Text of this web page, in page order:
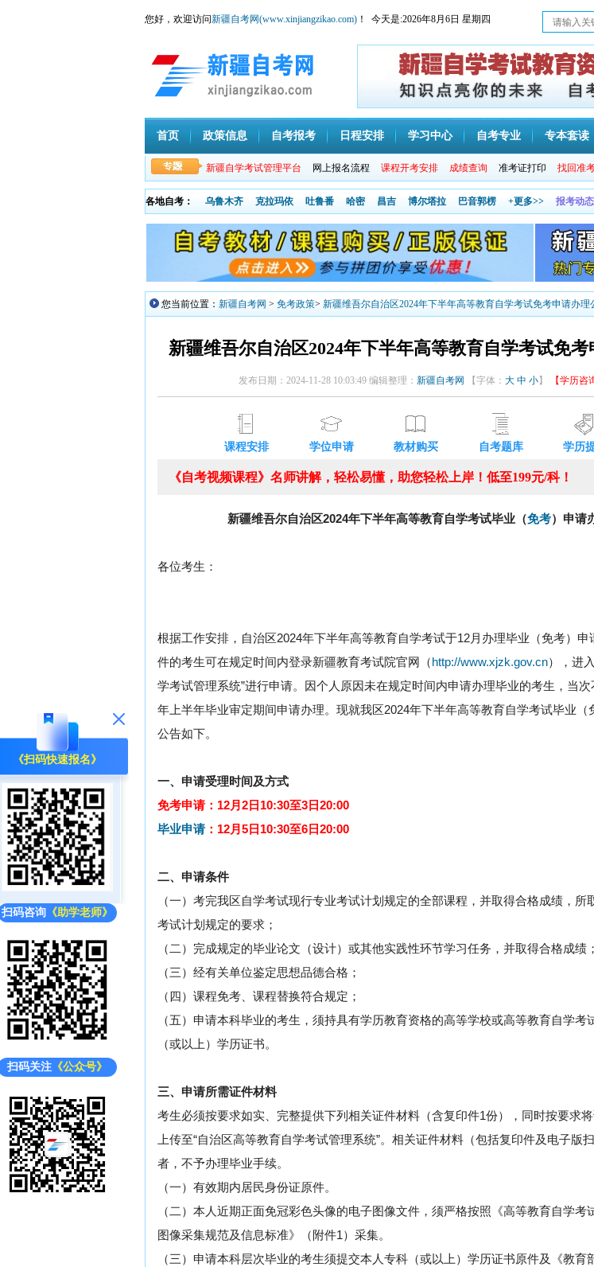
《扫码快速报名》
扫码咨询 《助学老师》
扫码关注 《公众号》
您好，欢迎访问新疆自考网(www.xinjiangzikao.com) ！ 今天是:2026年8月6日 星期四
首页 政策信息 自考报考 日程安排 学习中心 自考专业 专本套读
新疆自学考试管理平台 网上报名流程 课程开考安排 成绩查询 准考证打印 找回准
各地自考： 乌鲁木齐 克拉玛依 吐鲁番 哈密 昌吉 博尔塔拉 巴音郭楞 +更多>> 报考动态
您当前位置： 新疆自考网 > 免考政策> 新疆维吾尔自治区2024年下半年高等教育自学考试免考申请办理
新疆维吾尔自治区2024年下半年高等教育自学考试免
发布日期：2024-11-28 10:03:49 编辑整理： 新疆自考网 【字体： 大 中 小】 【学历咨
课程安排 学位申请 教材购买 自考题库 学历
《自考视频课程》名师讲解，轻松易懂，助您轻松上岸！低至199元/科！
新疆维吾尔自治区2024年下半年高等教育自学考试毕业（免考）申请
各位考生：
根据工作安排，自治区2024年下半年高等教育自学考试于12月办理毕业（免考）申
件的考生可在规定时间内登录新疆教育考试院官网（ http://www.xjzk.gov.cn），进
学考试管理系统”进行申请。因个人原因未在规定时间内申请办理毕业的考生，当
年上半年毕业审定期间申请办理。现就我区2024年下半年高等教育自学考试毕业（
公告如下。
一、申请受理时间及方式
免考申请：12月2日10:30至3日20:00
毕业申请 ：12月5日10:30至6日20:00
二、申请条件
（一）考完我区自学考试现行专业考试计划规定的全部课程，并取得合格成绩，所
考试计划规定的要求；
（二）完成规定的毕业论文（设计）或其他实践性环节学习任务，并取得合格成绩；
（三）经有关单位鉴定思想品德合格；
（四）课程免考、课程替换符合规定；
（五）申请本科毕业的考生，须持具有学历教育资格的高等学校或高等教育自学考
（或以上）学历证书。
三、申请所需证件材料
考生必须按要求如实、完整提供下列相关证件材料（含复印件1份），同时按要求
上传至“自治区高等教育自学考试管理系统”。相关证件材料（包括复印件及电子版
者，不予办理毕业手续。
（一）有效期内居民身份证原件。
（二）本人近期正面免冠彩色头像的电子图像文件，须严格按照《高等教育自学考
图像采集规范及信息标准》（附件1）采集。
（三）申请本科层次毕业的考生须提交本人专科（或以上）学历证书原件及《教育